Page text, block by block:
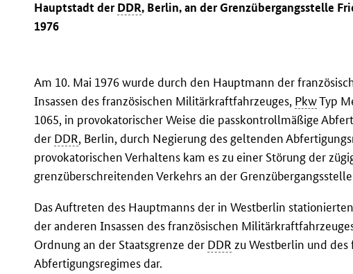
Hauptstadt derDDR, Berlin, an der Grenzübergangsstelle
1976
Am 10. Mai 1976 wurde durch den Hauptmann der
Insassen des französischen Militärkraftfahrzeuges, PkwTyp
1065, in provokatorischer Weise die passkontrollmäßige
der DDR, Berlin, durch Negierung des geltenden
provokatorischen Verhaltens kam es zu einer Störung der
grenzüberschreitenden Verkehrs an der
Das Auftreten des Hauptmanns der in Westberlin
der anderen Insassen des französischen
Ordnung an der Staatsgrenze der DDR zu Westberlin und
Abfertigungsregimes dar.